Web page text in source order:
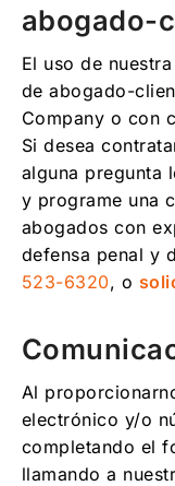
abogado-
El uso de
de abogado-
Company o con
Si desea
alguna pregunta
y programe una
abogados con
defensa penal y
523-6320, o
Al
electrónico y/o
completando el
llamando a